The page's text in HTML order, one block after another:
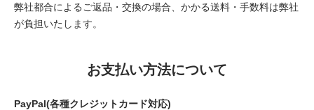
弊社都合によるご返品・交換の場合、かかる送料・手数料は弊社
が負担いたします。
お支払い方法について
PayPal(各種クレジットカード対応)